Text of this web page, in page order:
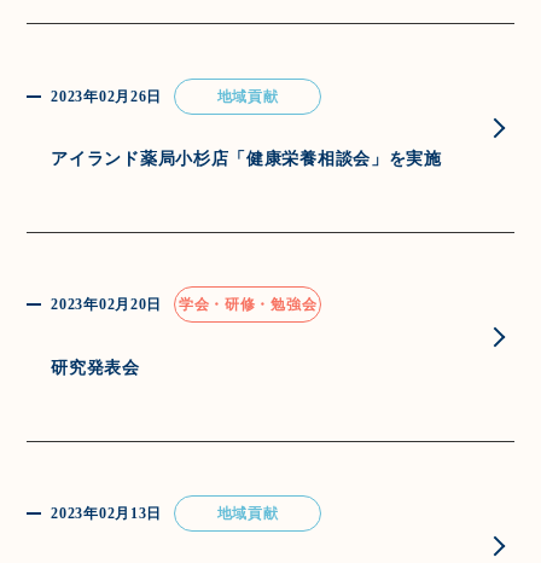
2023年02月26日 地域貢献
アイランド薬局小杉店「健康栄養相談会」を実施
2023年02月20日 学会・研修・勉強会
研究発表会
2023年02月13日 地域貢献